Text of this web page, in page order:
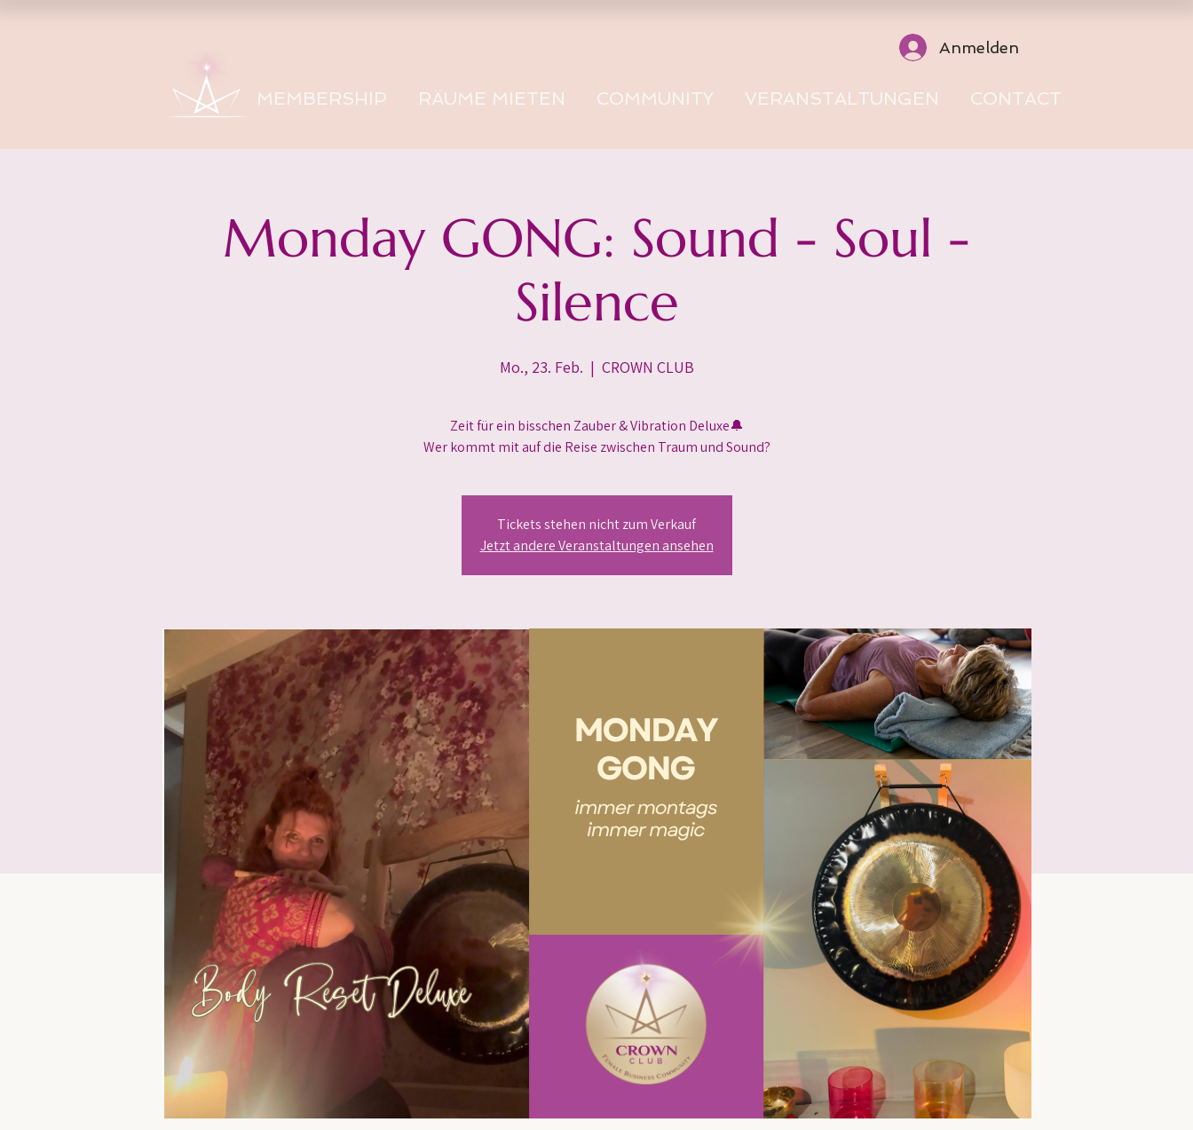
Anmelden
MEMBERSHIP RÄUME MIETEN COMMUNITY VERANSTALTUNGEN CONTACT
Monday GONG: Sound - Soul -
Silence
Mo., 23. Feb.
  |
CROWN CLUB
Zeit für ein bisschen Zauber & Vibration Deluxe🔔
Wer kommt mit auf die Reise zwischen Traum und Sound?
Tickets stehen nicht zum Verkauf
Jetzt andere Veranstaltungen ansehen